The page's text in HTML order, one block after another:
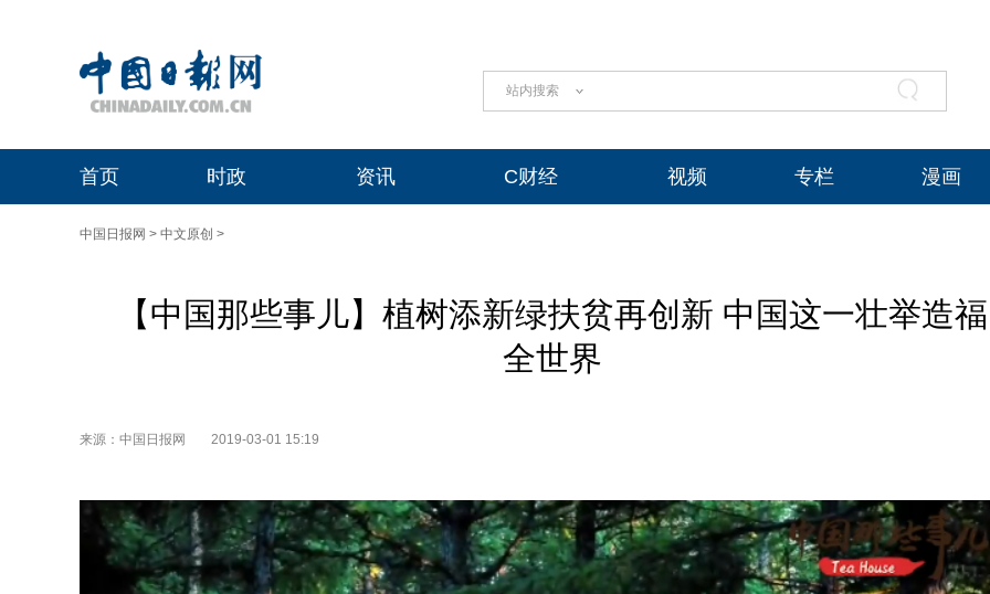
站内搜索
首页 时政 资讯 C财经 视频 专栏 漫画
中国日报网 > 中文原创 >
【中国那些事儿】植树添新绿扶贫再创新 中国这一壮举造福
全世界
来源：中国日报网 2019-03-01 15:19